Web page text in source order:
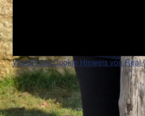
WordPress Cookie Hinweis von Real